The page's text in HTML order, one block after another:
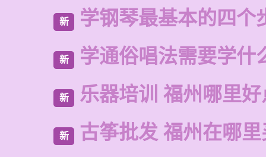
新 学钢琴最基本的四个
新 学通俗唱法需要学什
新 乐器培训 福州哪里
新 古筝批发 福州在哪